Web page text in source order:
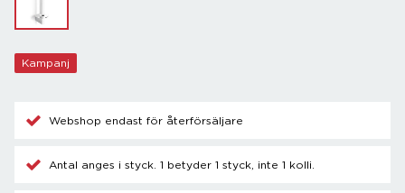
Kampanj
Webshop endast för återförsäljare
Antal anges i styck. 1 betyder 1 styck, inte 1 kolli.